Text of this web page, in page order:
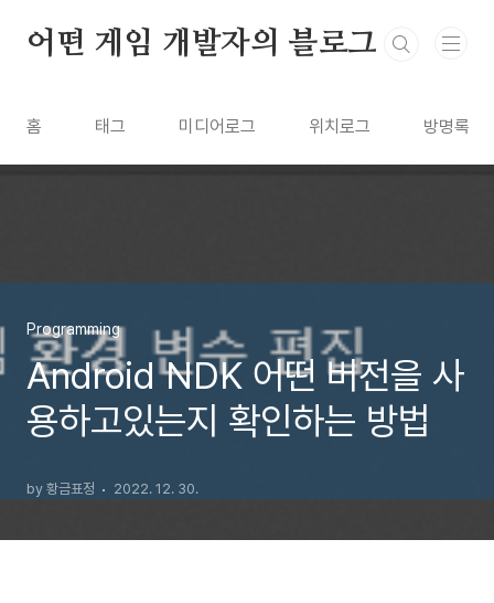
어떤 게임 개발자의 블로그
홈 태그 미디어로그 위치로그 방명록
Programming
Android NDK 어떤 버전을 사
용하고있는지 확인하는 방법
by 황금표정 2022. 12. 30.